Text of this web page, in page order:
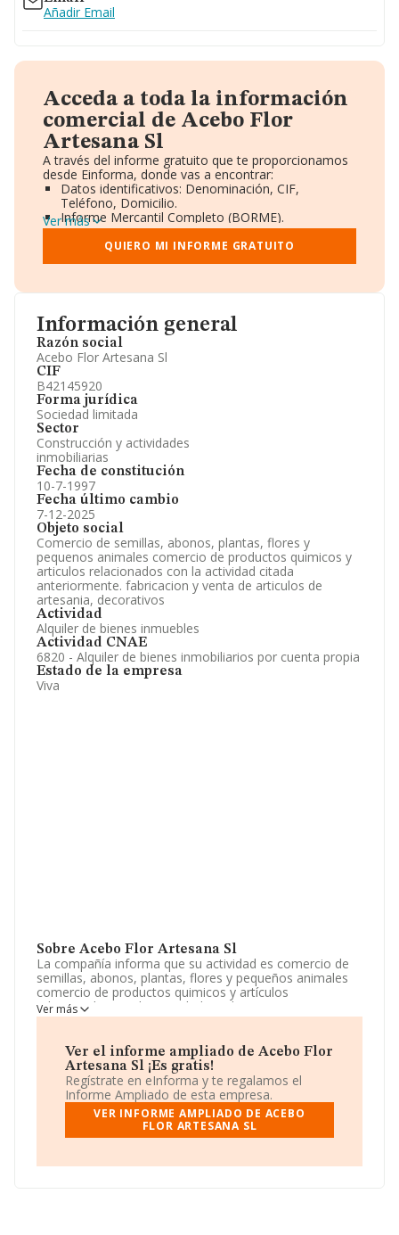
Información general
Razón social
Acebo Flor Artesana Sl
CIF
B42145920
Forma jurídica
Sociedad limitada
Sector
Construcción y actividades
inmobiliarias
Fecha de constitución
10-7-1997
Fecha último cambio
7-12-2025
Objeto social
Comercio de semillas, abonos, plantas, flores y
pequenos animales comercio de productos quimicos y
articulos relacionados con la actividad citada
anteriormente. fabricacion y venta de articulos de
artesania, decorativos
Actividad
Alquiler de bienes inmuebles
Actividad CNAE
6820 - Alquiler de bienes inmobiliarios por cuenta propia
Estado de la empresa
Viva
Sobre Acebo Flor Artesana Sl
La compañía informa que su actividad es comercio de
semillas, abonos, plantas, flores y pequeños animales
comercio de productos quimicos y artículos
relacionados con la actividad citada anteriormente.
fabricación y venta de artículos de artesania,
Limitada. La actividad de referencia CNAE corresponde
a 'Alquiler de bienes inmobiliarios por cuenta propia',
cuyo Código es 6820. No realiza actividad de
importación y/o exportación.
Su teléfono es 975213223.
CIF B42145920, está situada en Calle Caballeros núm. 7
Ver más
Ver el informe ampliado de Acebo Flor
Artesana Sl ¡Es gratis!
Regístrate en eInforma y te regalamos el
Informe Ampliado de esta empresa.
VER INFORME AMPLIADO DE ACEBO
FLOR ARTESANA SL
Añadir Email
Acceda a toda la información
comercial de Acebo Flor
Artesana Sl
A través del informe gratuito que te proporcionamos
desde Einforma, donde vas a encontrar:
Datos identificativos: Denominación, CIF,
Teléfono, Domicilio.
Informe Mercantil Completo (BORME).
Gráficos de Evolución Ventas y Empleados.
Consejo de Administración y Administradores.
Directivos y Ejecutivos.
Información oficial y registral complementaria.
Ver más
QUIERO MI INFORME GRATUITO